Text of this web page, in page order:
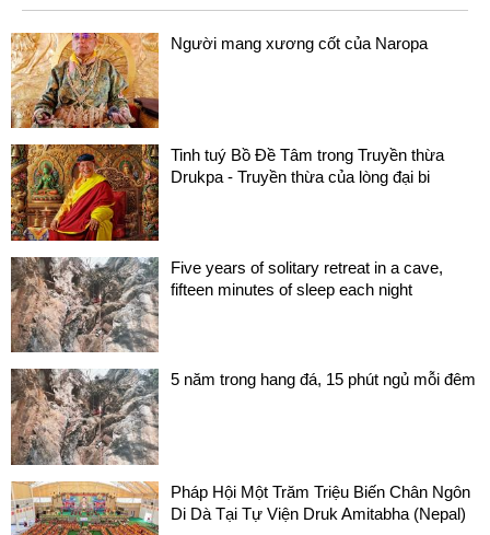
Người mang xương cốt của Naropa
Tinh tuý Bồ Đề Tâm trong Truyền thừa
Drukpa - Truyền thừa của lòng đại bi
Five years of solitary retreat in a cave,
fifteen minutes of sleep each night
5 năm trong hang đá, 15 phút ngủ mỗi đêm
Pháp Hội Một Trăm Triệu Biến Chân Ngôn
Di Dà Tại Tự Viện Druk Amitabha (Nepal)